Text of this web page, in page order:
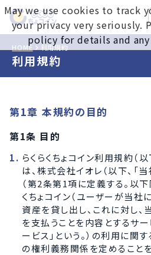
HOME 利用規約
利用規約
第1章 本規約の目的
第1条 目的
らくらくちょコイン利用規約（以
は、株式会社イオレ（以下、「
（第2条第1項に定義する。以下
くちょコイン（ユーザーが当社
資産を貸し出し、これに対し
を支払うことを内容とするサー
ービス」という。）の利用に関
の権利義務関係を定めること
May we use cookies to track
your privacy very seriously.
policy for details and